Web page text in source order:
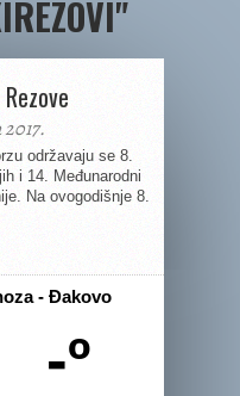
održavaju se 8.
i 14. Međunarodni
Na ovogodišnje 8.
- Đakovo
-º